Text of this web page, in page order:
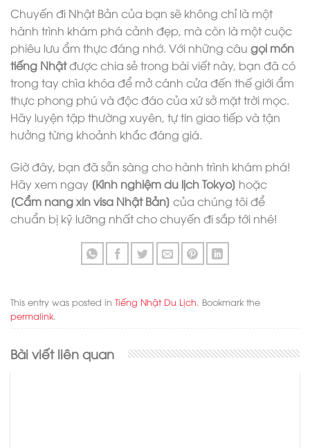
Chuyến đi Nhật Bản của bạn sẽ không chỉ là một
hành trình khám phá cảnh đẹp, mà còn là một cuộc
phiêu lưu ẩm thực đáng nhớ. Với những câu gọi món
tiếng Nhậtđược chia sẻ trong bài viết này, bạn đã có
trong tay chìa khóa để mở cánh cửa đến thế giới ẩm
thực phong phú và độc đáo của xứ sở mặt trời mọc.
Hãy luyện tập thường xuyên, tự tin giao tiếp và tận
hưởng từng khoảnh khắc đáng giá.
Giờ đây, bạn đã sẵn sàng cho hành trình khám phá!
Hãy xem ngay [Kinh nghiệm du lịch Tokyo] hoặc
[Cẩm nang xin visa Nhật Bản] của chúng tôi để
chuẩn bị kỹ lưỡng nhất cho chuyến đi sắp tới nhé!
This entry was posted in Tiếng Nhật Du Lịch. Bookmark the
permalink.
Bài viết liên quan